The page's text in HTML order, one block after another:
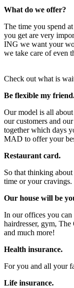
What do we offer?
The time you spend
you get are very
ING we want your
we take care of even
Check out what is
Be flexible my
Our model is all
our customers and
together which days
MAD to offer your
Restaurant card.
So that thinking
time or your cravings.
Our house will be
In our offices you
hairdresser, gym,
and much more!
Health insurance.
For you and all your
Life insurance.